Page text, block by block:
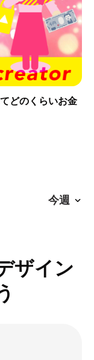
どのくらいお金
ザイン